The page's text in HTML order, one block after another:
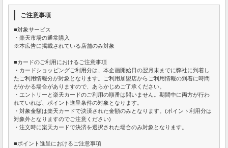
ご注意事項
■対象サービス
・楽天市場の通常購入
※本広告に掲載されている店舗のみ対象
■カードのご利用におけるご注意事項
・カードショッピングご利用分は、本企画開始日の翌月末までに弊社に到着し
たご利用情報分が対象となります。ご利用加盟店からご利用情報の到着に時間
がかかる場合がありますので、あらかじめご了承ください。
・エントリーと楽天カードのご利用の順番は問いません。期間中に両方が行わ
れていれば、ポイント進呈条件の対象となります。
・対象金額は楽天カードで決済された金額のみとなります。(ポイント利用分は
対象外となりますのでご注意ください)
・注文時に楽天カードで決済を選択された場合のみ対象となります。
■ポイント進呈におけるご注意事項